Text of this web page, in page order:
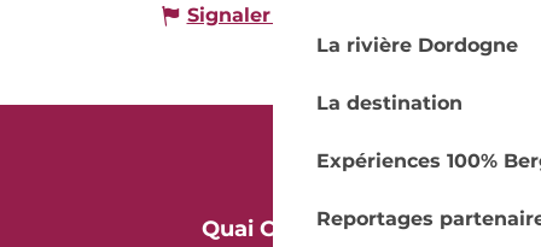
La rivière Dordogne
La destination
Expériences 100%
Reportages
Signaler une erreur
Quai Cyrano